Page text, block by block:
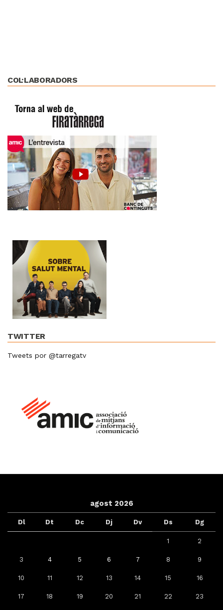
COL·LABORADORS
TWITTER
Tweets por @tarregatv
agost 2026
Dl Dt Dc Dj Dv Ds Dg
1 2
3 4 5 6 7 8 9
10 11 12 13 14 15 16
17 18 19 20 21 22 23